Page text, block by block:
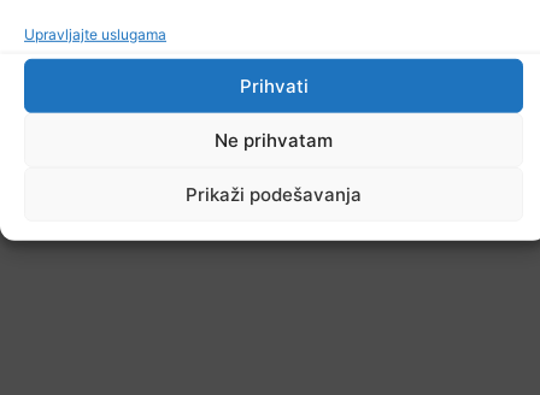
Upravljajte uslugama
Prihvati
Ne prihvatam
Prikaži podešavanja